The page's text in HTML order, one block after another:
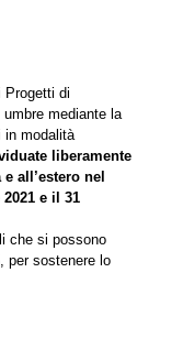
Progetti di
mediante la
in modalità
liberamente
all’estero nel
e il 31
che si possono
per sostenere lo